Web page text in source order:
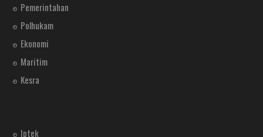
Pemerintahan
Polhukam
Ekonomi
Maritim
Kesra
Iptek